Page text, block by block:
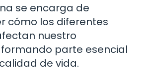
se encarga de
cómo los diferentes
nuestro
parte esencial
de vida.